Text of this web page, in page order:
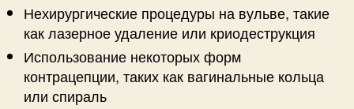
Нехирургические процедуры на вульве, такие
как лазерное удаление или криодеструкция
Использование некоторых форм
контрацепции, таких как вагинальные кольца
или спираль